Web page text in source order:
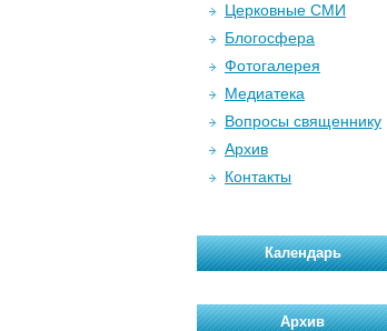
Церковные СМИ
Блогосфера
Фотогалерея
Медиатека
Вопросы священнику
Архив
Контакты
Календарь
Архив